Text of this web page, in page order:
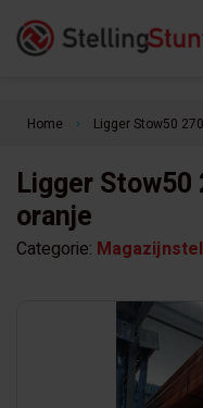
Home keyboard_arrow_right Ligger Stow50
Ligger
oranje
Categorie: